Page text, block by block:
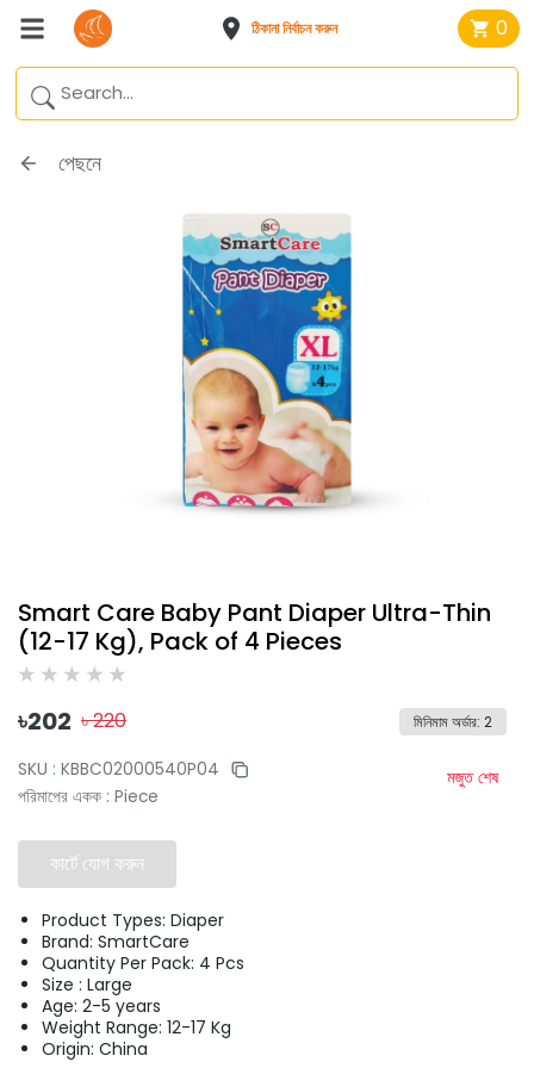
ঠিকানা নির্বাচন করুন 0
পেছনে
Smart Care Baby Pant Diaper Ultra-Thin
(12-17 Kg), Pack of 4 Pieces
৳202 ৳220 মিনিমাম অর্ডার: 2
SKU : KBBC02000540P04
পরিমাপের একক : Piece
মজুত শেষ
কার্টে যোগ করুন
Product Types: Diaper
Brand: SmartCare
Quantity Per Pack: 4 Pcs
Size : Large
Age: 2-5 years
Weight Range: 12-17 Kg
Origin: China